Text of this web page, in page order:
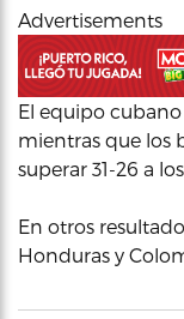
Advertisements
El equipo cubano
mientras que los
superar 31-26 a
En otros
Honduras y